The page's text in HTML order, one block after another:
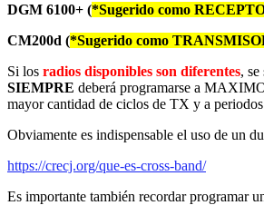
DGM 6100+ (*Sugerido como
CM200d (*Sugerido como
Si los radios disponibles son diferentes,
SIEMPRE deberá programarse a
mayor cantidad de ciclos de TX y a
Obviamente es indispensable el uso de un
https://crecj.org/que-es-cross-band/
Es importante también recordar programar